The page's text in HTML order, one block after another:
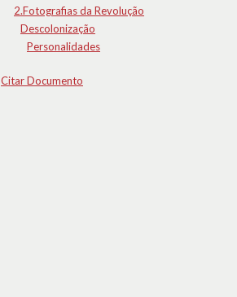
2.Fotografias da Revolução
Descolonização
Personalidades
Citar Documento